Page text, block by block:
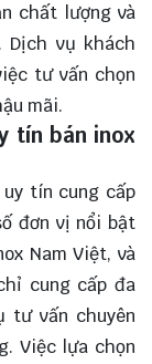
chất lượng và
Dịch vụ khách
tư vấn chọn
mãi.
tín bán inox
tín cung cấp
đơn vị nổi bật
Nam Việt, và
cung cấp đa
tư vấn chuyên
Việc lựa chọn